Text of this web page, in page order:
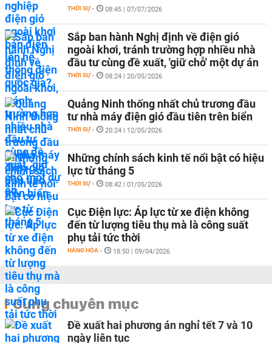
THỜI SỰ - 08:45 | 07/07/2026
Sắp ban hành Nghị định về điện gió
ngoài khơi, tránh trường hợp nhiều nhà
đầu tư cùng đề xuất, 'giữ chỗ' một dự án
THỜI SỰ - 08:24 | 20/05/2026
Quảng Ninh thống nhất chủ trương đầu
tư nhà máy điện gió đầu tiên trên biển
THỜI SỰ - 20:24 | 12/05/2026
Những chính sách kinh tế nổi bật có hiệu
lực từ tháng 5
THỜI SỰ - 08:42 | 01/05/2026
Cục Điện lực: Áp lực từ xe điện không
đến từ lượng tiêu thụ mà là công suất
phụ tải tức thời
HÀNG HÓA - 18:50 | 09/04/2026
Cùng chuyên mục
Đề xuất hai phương án nghỉ tết 7 và 10
ngày liên tục